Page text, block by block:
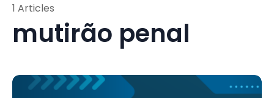
mutirão penal
1 Articles